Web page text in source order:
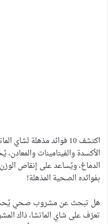
اكتشف 10 فوائد مذهلة
الأكسدة والفيتامينات
الدماغ، ويُساعد على إنقاص
بفوائده الصحية المذهلة!
هل تبحث عن مشروب صحي
تعرّف على شاي الماتشا، ذاك